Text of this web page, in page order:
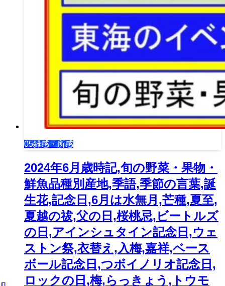
05雑感・所感
2024年6月歳時記,旬の野菜・果物・
鮮魚品種別産地,季語,季節の言葉,誕
生花,記念日,6月は水無月,芒種,夏至,
夏越の祓,父の日,桜桃忌,ビートルズ
の日,アインシュタイン記念日,ウェ
ストン祭,衣替え,入梅,嘉祥,ベース
ボール記念日,つボイノリオ記念日,
ロックの日,梅,らっきょう,トウモ